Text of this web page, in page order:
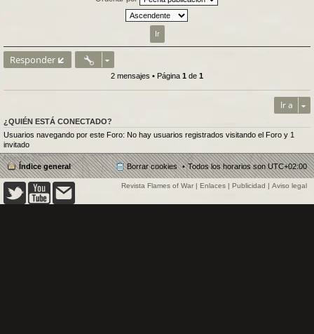
Responder
2 mensajes • Página 1 de 1
Ir a
¿QUIÉN ESTÁ CONECTADO?
Usuarios navegando por este Foro: No hay usuarios registrados visitando el Foro y 1
invitado
Índice general Todos los horarios sonUTC+02:00
Borrar cookies
Revista Flames of War Enlaces Publicidad Aviso legal